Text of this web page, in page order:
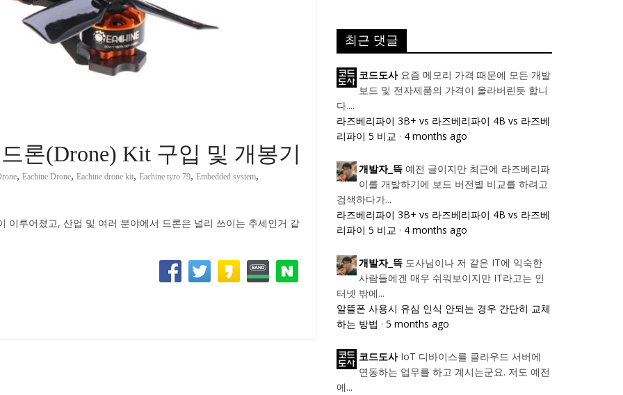
론(Drone) Kit 구입 및 개봉기
, Eachine Drone, Eachine drone kit, Eachine tyro 79, Embedded system,
이루어졌고, 산업 및 여러 분야에서 드론은 널리 쓰이는 추세인거 같
최근 댓글
코드도사 요즘 메모리 가격 때문에 모든 개발
보드 및 전자제품의 가격이 올라버린듯 합니
다....
라즈베리파이 3B+ vs 라즈베리파이 4B vs 라즈베
리파이 5 비교 · 4 months ago
개발자_뜩 예전 글이지만 최근에 라즈베리파
이를 개발하기에 보드 버전별 비교를 하려고
검색하다가...
라즈베리파이 3B+ vs 라즈베리파이 4B vs 라즈베
리파이 5 비교 · 4 months ago
개발자_뜩 도사님이나 저 같은 IT에 익숙한
사람들에겐 매우 쉬워보이지만 IT라고는 인
터넷 밖에...
알뜰폰 사용시 유심 인식 안되는 경우 간단히 교체
하는 방법 · 5 months ago
코드도사 IoT 디바이스를 클라우드 서버에
연동하는 업무를 하고 계시는군요. 저도 예전
에...